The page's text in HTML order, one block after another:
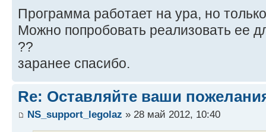
Программа работает на ура, но
Можно попробовать реализовать ее
??
заранее спасибо.
Re: Оставляйте ваши
NS_support_legolaz » 28 май 2012, 10:40